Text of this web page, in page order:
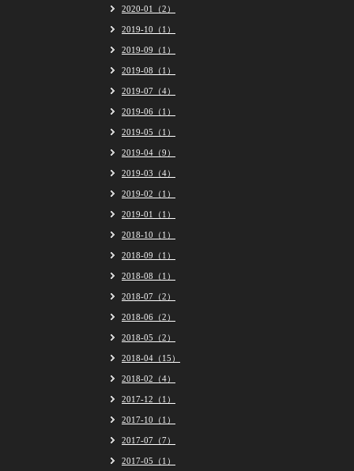
2020-01（2）
2019-10（1）
2019-09（1）
2019-08（1）
2019-07（4）
2019-06（1）
2019-05（1）
2019-04（9）
2019-03（4）
2019-02（1）
2019-01（1）
2018-10（1）
2018-09（1）
2018-08（1）
2018-07（2）
2018-06（2）
2018-05（2）
2018-04（15）
2018-02（4）
2017-12（1）
2017-10（1）
2017-07（7）
2017-05（1）